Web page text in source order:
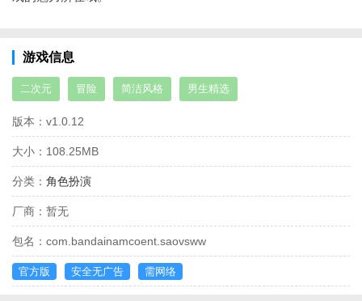
游戏信息
二次元 冒险 简洁风格 男生精选
版本： v1.0.12
大小： 108.25MB
分类： 角色扮演
厂商： 暂无
包名： com.bandainamcoent.saovsww
官方版 安全无广告 需网络